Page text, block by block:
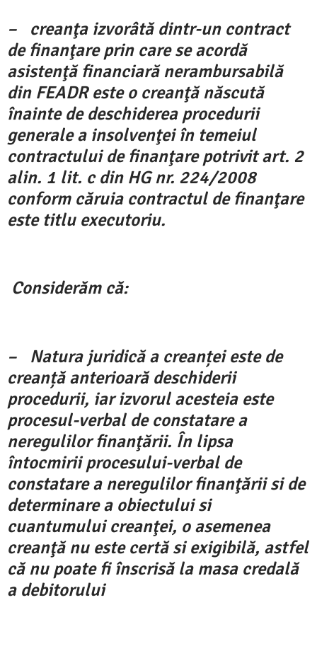
– creanţa izvorâtă dintr-un contract
de finanţare prin care se acordă
asistenţă financiară nerambursabilă
din FEADR este o creanţă născută
înainte de deschiderea procedurii
generale a insolvenţei în temeiul
contractului de finanţare potrivit art. 2
alin. 1 lit. c din HG nr. 224/2008
conform căruia contractul de finanţare
este titlu executoriu.
Considerăm că:
– Natura juridică a creanței este de
creanță anterioară deschiderii
procedurii, iar izvorul acesteia este
procesul-verbal de constatare a
neregulilor finanţării. În lipsa
întocmirii procesului-verbal de
constatare a neregulilor finanţării si de
determinare a obiectului si
cuantumului creanţei, o asemenea
creanţă nu este certă si exigibilă, astfel
că nu poate fi înscrisă la masa credală
a debitorului